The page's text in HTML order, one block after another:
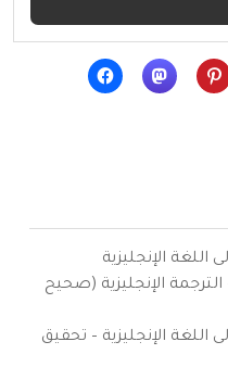
اللغة الإنجليزية
الإنجليزية (صحيح
اللغة الإنجليزية – تحقيق